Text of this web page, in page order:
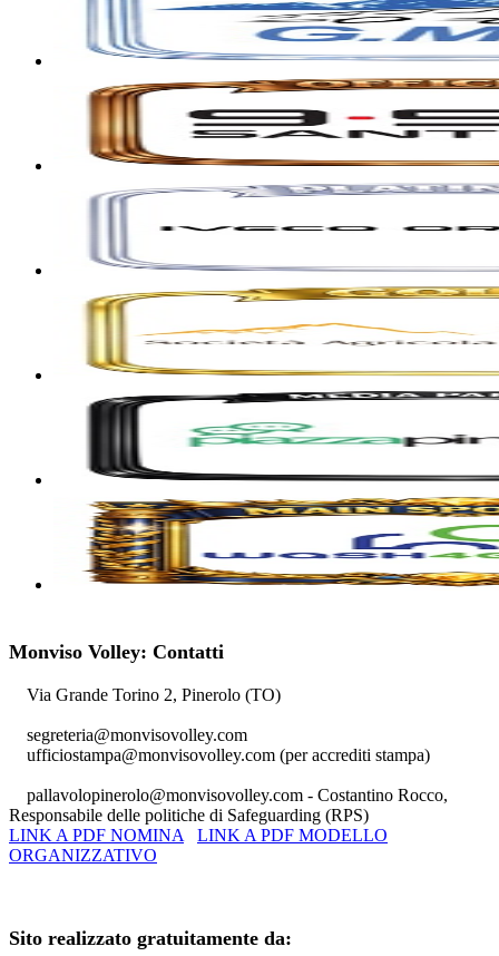
Monviso Volley: Contatti
Via Grande Torino 2, Pinerolo (TO)
segreteria@monvisovolley.com
ufficiostampa@monvisovolley.com (per accrediti stampa)
pallavolopinerolo@monvisovolley.com - Costantino Rocco,
Responsabile delle politiche di Safeguarding (RPS)
LINK A PDF NOMINA
LINK A PDF MODELLO
ORGANIZZATIVO
Sito realizzato gratuitamente da: